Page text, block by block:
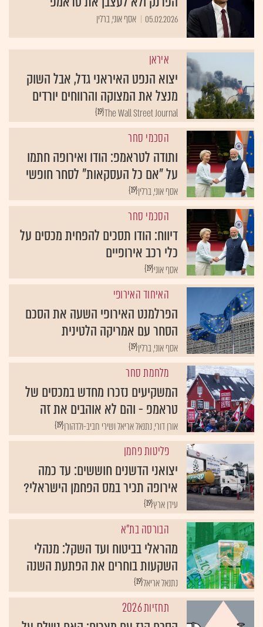
05.02.2026 אסף אוני, ברלין
איראן
יצוא הנפט האיראני גדל, אבל השוק
מנצל את המצוקה והרווחים יורדים
{19}The Wall Street Journal
הסכמי סחר
ותודה לטראמפ: הודו ואירופה חתמו
על "אם כל העסקאות" לסחר חופשי
{19}אסף אוני, ברלין
הסכמי סחר
דיווח: הודו תסכים להפחית מכסים על
כלי רכב אירופיים
{19}אסף אוני
האיחוד האירופי
הפרלמנט האירופי השעה את הסכם
הסחר עם אמריקה הלטינית
{19}אסף אוני, ברלין
מלחמת סחר
המשקיעים נזכרו מחדש במכסים של
טראמפ - והם לא אוהבים את זה
{19}אורן דורי, נתנאל אריאל ושירי חביב-ולדהורן
פליטות פחמן
יצואני הדשנים חוששים: עד כמה
אירופה תכיר במס הפחמן הישראלי?
{19}עידן ארץ
הבורסה בת"א
מהראלי בביטוח ועד השקל: מנהלי
השקעות בוחרים את הפתעת השנה
{19}נתנאל אריאל
תחזיות 2026